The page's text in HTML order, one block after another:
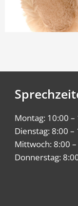
Montag: 10:00
Dienstag: 8:00
Mittwoch: 8:00
Donnerstag: